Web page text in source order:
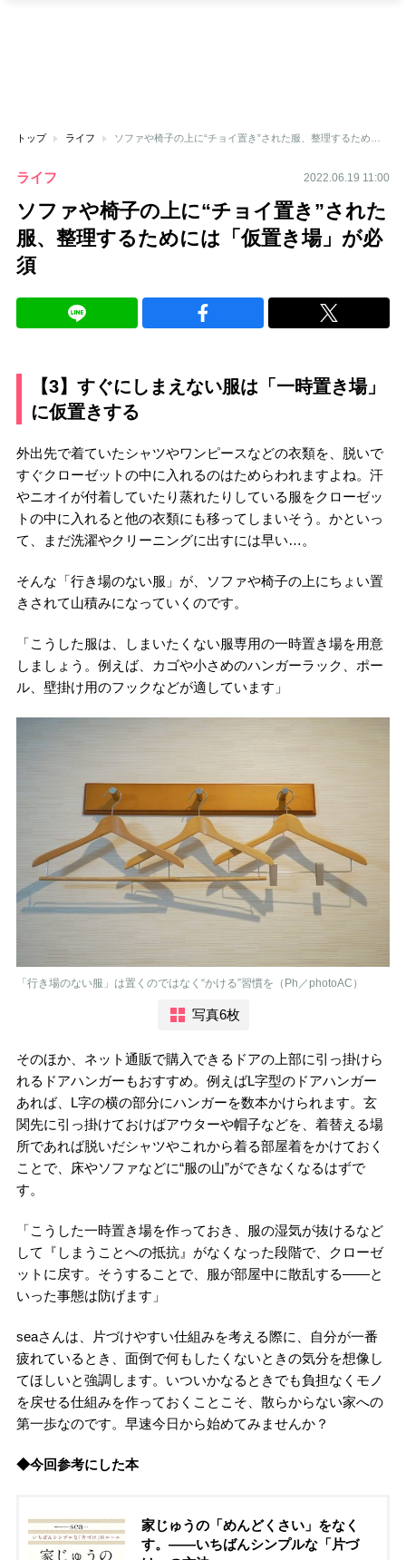
トップ ライフ
ライフ 2022.06.19 11:00
ソファや椅子の上に“チョイ置き”された
服、整理するためには「仮置き場」が必
須
【3】すぐにしまえない服は「一時置き場」
に仮置きする
外出先で着ていたシャツやワンピースなどの衣類を、脱いで
すぐクローゼットの中に入れるのはためらわれますよね。汗
やニオイが付着していたり蒸れたりしている服をクローゼッ
トの中に入れると他の衣類にも移ってしまいそう。かといっ
て、まだ洗濯やクリーニングに出すには早い…。
そんな「行き場のない服」が、ソファや椅子の上にちょい置
きされて山積みになっていくのです。
「こうした服は、しまいたくない服専用の一時置き場を用意
しましょう。例えば、カゴや小さめのハンガーラック、ポー
ル、壁掛け用のフックなどが適しています」
「行き場のない服」は置くのではなく“かける”習慣を（Ph／photoAC）
写真6枚
そのほか、ネット通販で購入できるドアの上部に引っ掛けら
れるドアハンガーもおすすめ。例えばL字型のドアハンガー
あれば、L字の横の部分にハンガーを数本かけられます。玄
関先に引っ掛けておけばアウターや帽子などを、着替える場
所であれば脱いだシャツやこれから着る部屋着をかけておく
ことで、床やソファなどに“服の山”ができなくなるはずで
す。
「こうした一時置き場を作っておき、服の湿気が抜けるなど
して『しまうことへの抵抗』がなくなった段階で、クローゼ
ットに戻す。そうすることで、服が部屋中に散乱する――と
いった事態は防げます」
seaさんは、片づけやすい仕組みを考える際に、自分が一番
疲れているとき、面倒で何もしたくないときの気分を想像し
てほしいと強調します。いついかなるときでも負担なくモノ
を戻せる仕組みを作っておくことこそ、散らからない家への
第一歩なのです。早速今日から始めてみませんか？
◆今回参考にした本
家じゅうの「めんどくさい」をなく
す。――いちばんシンプルな「片づ